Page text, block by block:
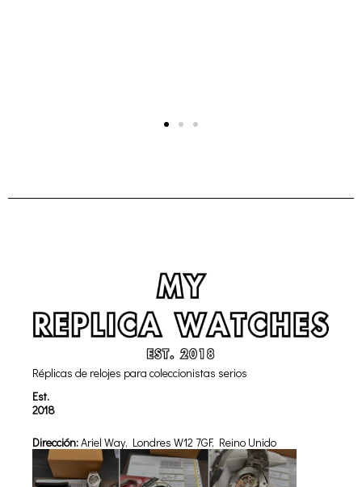
Réplicas de relojes para coleccionistas serios
Est.
2018
Dirección:Ariel Way, Londres W12 7GF, Reino Unido